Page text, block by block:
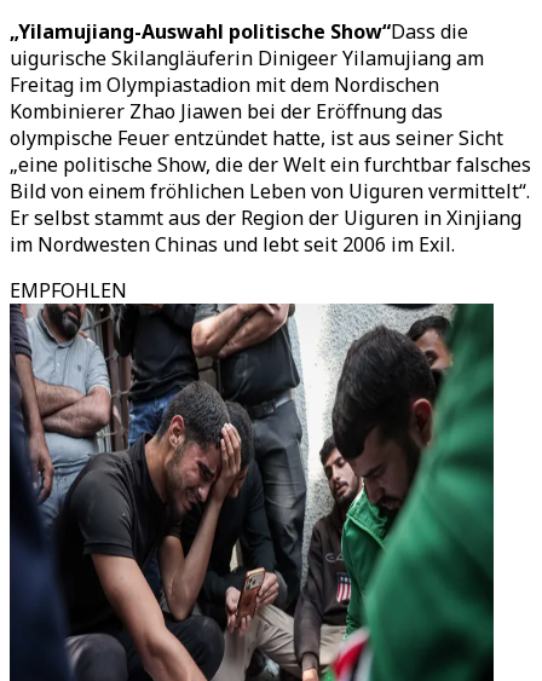
„Yilamujiang-Auswahl politische Show“Dass die
uigurische Skilangläuferin Dinigeer Yilamujiang am
Freitag im Olympiastadion mit dem Nordischen
Kombinierer Zhao Jiawen bei der Eröffnung das
olympische Feuer entzündet hatte, ist aus seiner Sicht
„eine politische Show, die der Welt ein furchtbar falsches
Bild von einem fröhlichen Leben von Uiguren vermittelt“.
Er selbst stammt aus der Region der Uiguren in Xinjiang
im Nordwesten Chinas und lebt seit 2006 im Exil.
EMPFOHLEN